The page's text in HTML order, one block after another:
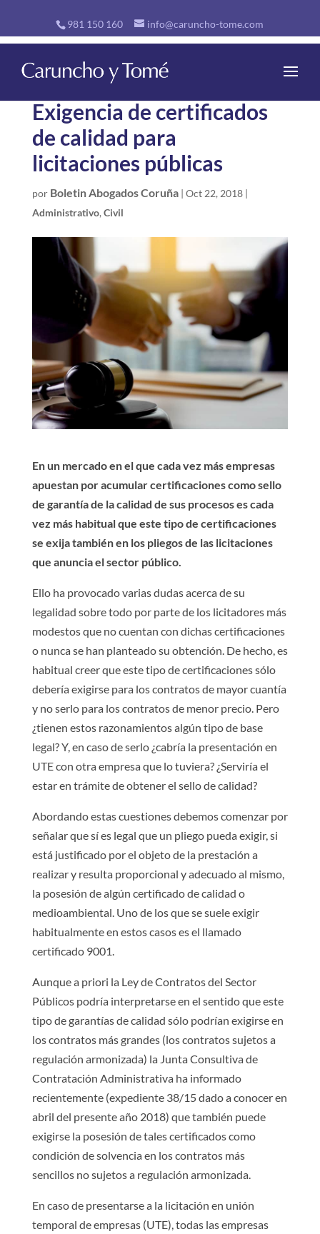
981 150 160 info@caruncho-tome.com
Exigencia de certificados
de calidad para
licitaciones públicas
por Boletin Abogados Coruña| Oct 22, 2018|
Administrativo, Civil
En un mercado en el que cada vez más empresas
apuestan por acumular certificaciones como sello
de garantía de la calidad de sus procesos es cada
vez más habitual que este tipo de certificaciones
se exija también en los pliegos de las licitaciones
que anuncia el sector público.
Ello ha provocado varias dudas acerca de su
legalidad sobre todo por parte de los licitadores más
modestos que no cuentan con dichas certificaciones
o nunca se han planteado su obtención. De hecho, es
habitual creer que este tipo de certificaciones sólo
debería exigirse para los contratos de mayor cuantía
y no serlo para los contratos de menor precio. Pero
¿tienen estos razonamientos algún tipo de base
legal? Y, en caso de serlo ¿cabría la presentación en
UTE con otra empresa que lo tuviera? ¿Serviría el
estar en trámite de obtener el sello de calidad?
Abordando estas cuestiones debemos comenzar por
señalar que sí es legal que un pliego pueda exigir, si
está justificado por el objeto de la prestación a
realizar y resulta proporcional y adecuado al mismo,
la posesión de algún certificado de calidad o
medioambiental. Uno de los que se suele exigir
habitualmente en estos casos es el llamado
certificado 9001.
Aunque a priori la Ley de Contratos del Sector
Públicos podría interpretarse en el sentido que este
tipo de garantías de calidad sólo podrían exigirse en
los contratos más grandes (los contratos sujetos a
regulación armonizada) la Junta Consultiva de
Contratación Administrativa ha informado
recientemente (expediente 38/15 dado a conocer en
abril del presente año 2018) que también puede
exigirse la posesión de tales certificados como
condición de solvencia en los contratos más
sencillos no sujetos a regulación armonizada.
En caso de presentarse a la licitación en unión
temporal de empresas (UTE), todas las empresas